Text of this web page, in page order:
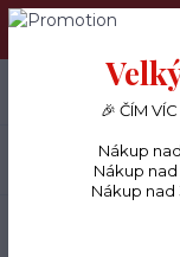
PŘÁNÍČKA a
+420 734 380 930
(Po-Ne, 8-20 hod.)
🎉 ČÍM
Nákup
Nákup
Nákup nad